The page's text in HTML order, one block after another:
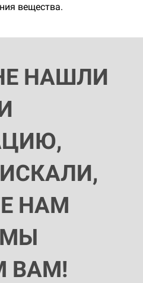
вещества.
НАШЛИ
НАМ
МЫ
ВАМ!